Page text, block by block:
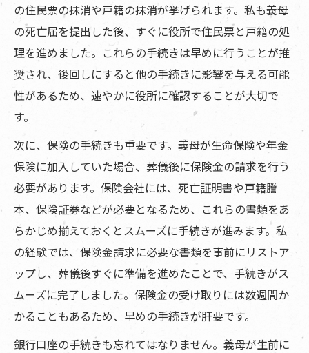
の住民票の抹消や戸籍の抹消が挙げられます。私も義母
の死亡届を提出した後、すぐに役所で住民票と戸籍の処
理を進めました。これらの手続きは早めに行うことが推
奨され、後回しにすると他の手続きに影響を与える可能
性があるため、速やかに役所に確認することが大切で
す。
次に、保険の手続きも重要です。義母が生命保険や年金
保険に加入していた場合、葬儀後に保険金の請求を行う
必要があります。保険会社には、死亡証明書や戸籍謄
本、保険証券などが必要となるため、これらの書類をあ
らかじめ揃えておくとスムーズに手続きが進みます。私
の経験では、保険金請求に必要な書類を事前にリストア
ップし、葬儀後すぐに準備を進めたことで、手続きがス
ムーズに完了しました。保険金の受け取りには数週間か
かることもあるため、早めの手続きが肝要です。
銀行口座の手続きも忘れてはなりません。義母が生前に